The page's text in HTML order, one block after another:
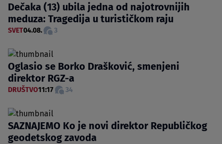
Dečaka (13) ubila jedna od najotrovnijih
meduza: Tragedija u turističkom raju
SVET04.08. 3
Oglasio se Borko Drašković, smenjeni
direktor RGZ-a
DRUŠTVO11:17 34
SAZNAJEMO Ko je novi direktor Republičkog
geodetskog zavoda